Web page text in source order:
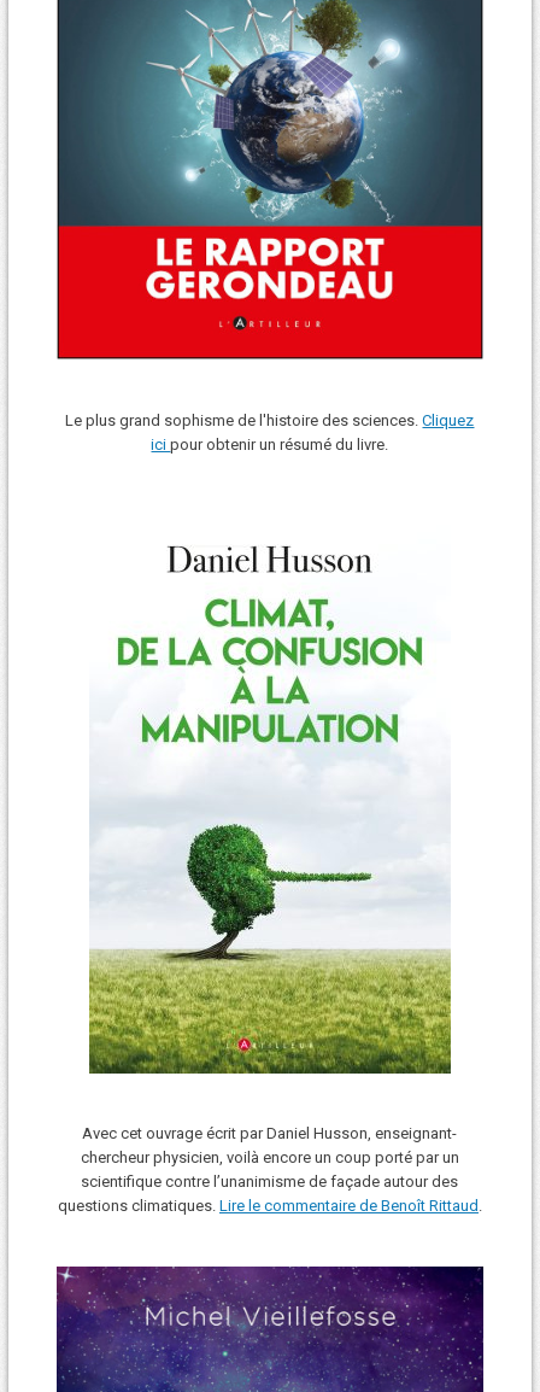
Le plus grand sophisme de l'histoire des sciences.Cliquez
icipour obtenir un résumé du livre.
Avec cet ouvrage écrit par Daniel Husson, enseignant-
chercheur physicien, voilà encore un coup porté par un
scientifique contre l’unanimisme de façade autour des
questions climatiques. Lire le commentaire de Benoît Rittaud